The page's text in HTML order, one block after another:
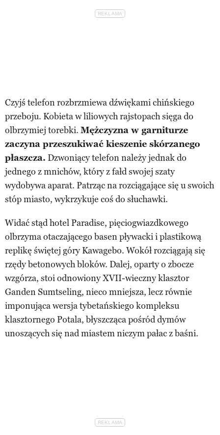
Czyjś telefon rozbrzmiewa dźwiękami chińskiego
przeboju. Kobieta w liliowych rajstopach sięga do
olbrzymiej torebki. Mężczyzna w garniturze
zaczyna przeszukiwać kieszenie skórzanego
płaszcza. Dzwoniący telefon należy jednak do
jednego z mnichów, który z fałd swojej szaty
wydobywa aparat. Patrząc na rozciągające się u swoich
stóp miasto, wykrzykuje coś do słuchawki.
Widać stąd hotel Paradise, pięciogwiazdkowego
olbrzyma otaczającego basen pływacki i plastikową
replikę świętej góry Kawagebo. Wokół rozciągają się
rzędy betonowych bloków. Dalej, oparty o zbocze
wzgórza, stoi odnowiony XVII-wieczny klasztor
Ganden Sumtseling, nieco mniejsza, lecz równie
imponująca wersja tybetańskiego kompleksu
klasztornego Potala, błyszcząca pośród dymów
unoszących się nad miastem niczym pałac z baśni.